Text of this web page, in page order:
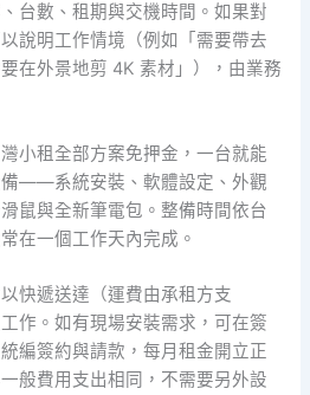
台數、租期與交機時間。如果對
說明工作情境（例如「需要帶去
在外景地剪 4K 素材」），由業務
小租全部方案免押金，一台就能
——系統安裝、軟體設定、外觀
鼠與全新筆電包。整備時間依台
在一個工作天內完成。
快遞送達（運費由承租方支
作。如有現場安裝需求，可在簽
編簽約與請款，每月租金開立正
般費用支出相同，不需要另外設